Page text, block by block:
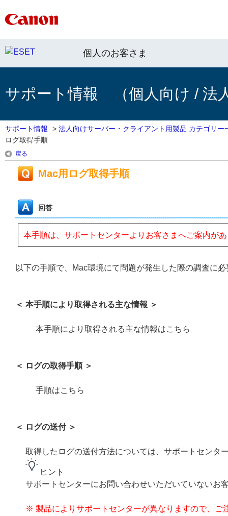
個人のお客さま
サポート情報 （個人向け / 法
サポート情報 > 法人向けサーバー・クライアント用製品 カテゴリー
ログ取得手順
戻る
Mac用ログ取得手順
回答
本手順は、サポートセンターよりお客さまへご案内が
以下の手順で、Mac環境にて問題が発生した際の調査に
＜ 本手順により取得される主な情報 ＞
本手順により取得される主な情報はこちら
＜ ログの取得手順 ＞
手順はこちら
＜ ログの送付 ＞
取得したログの送付方法については、サポートセンタ
ヒント
サポートセンターにお問い合わせいただいていない
※ 製品によりサポートセンターが異なりますので、ご